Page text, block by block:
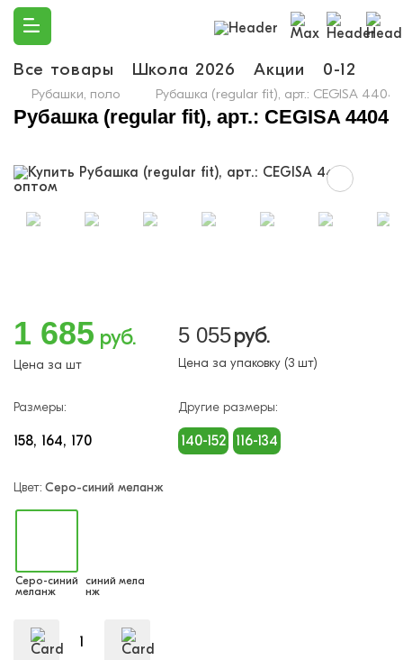
Все товары Школа 2026 Акции 0-12
Рубашки, поло Рубашка (regular fit), арт.: CEGISA 4404
Рубашка (regular fit), арт.: CEGISA 4404
1 685 руб.
Цена за шт
5 055руб.
Цена за упаковку (3 шт)
Размеры:
158 164 170
Другие размеры:
140-152 116-134
Цвет: Серо-синий меланж
Серо-синий
меланж
синий мела
нж